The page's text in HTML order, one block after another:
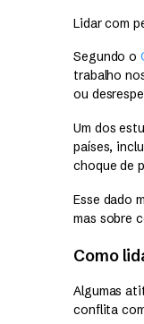
Lidar com
Segundo o
trabalho
ou
Um dos
países,
choque de
Esse dado
mas sobre
Como
Algumas
conflita